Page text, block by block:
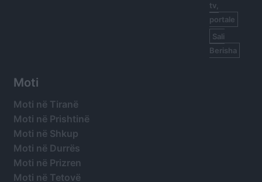
tv,
portale
Sali
Berisha
Moti
Moti në Tiranë
Moti në Prishtinë
Moti në Shkup
Moti në Durrës
Moti në Prizren
Moti në Tetovë